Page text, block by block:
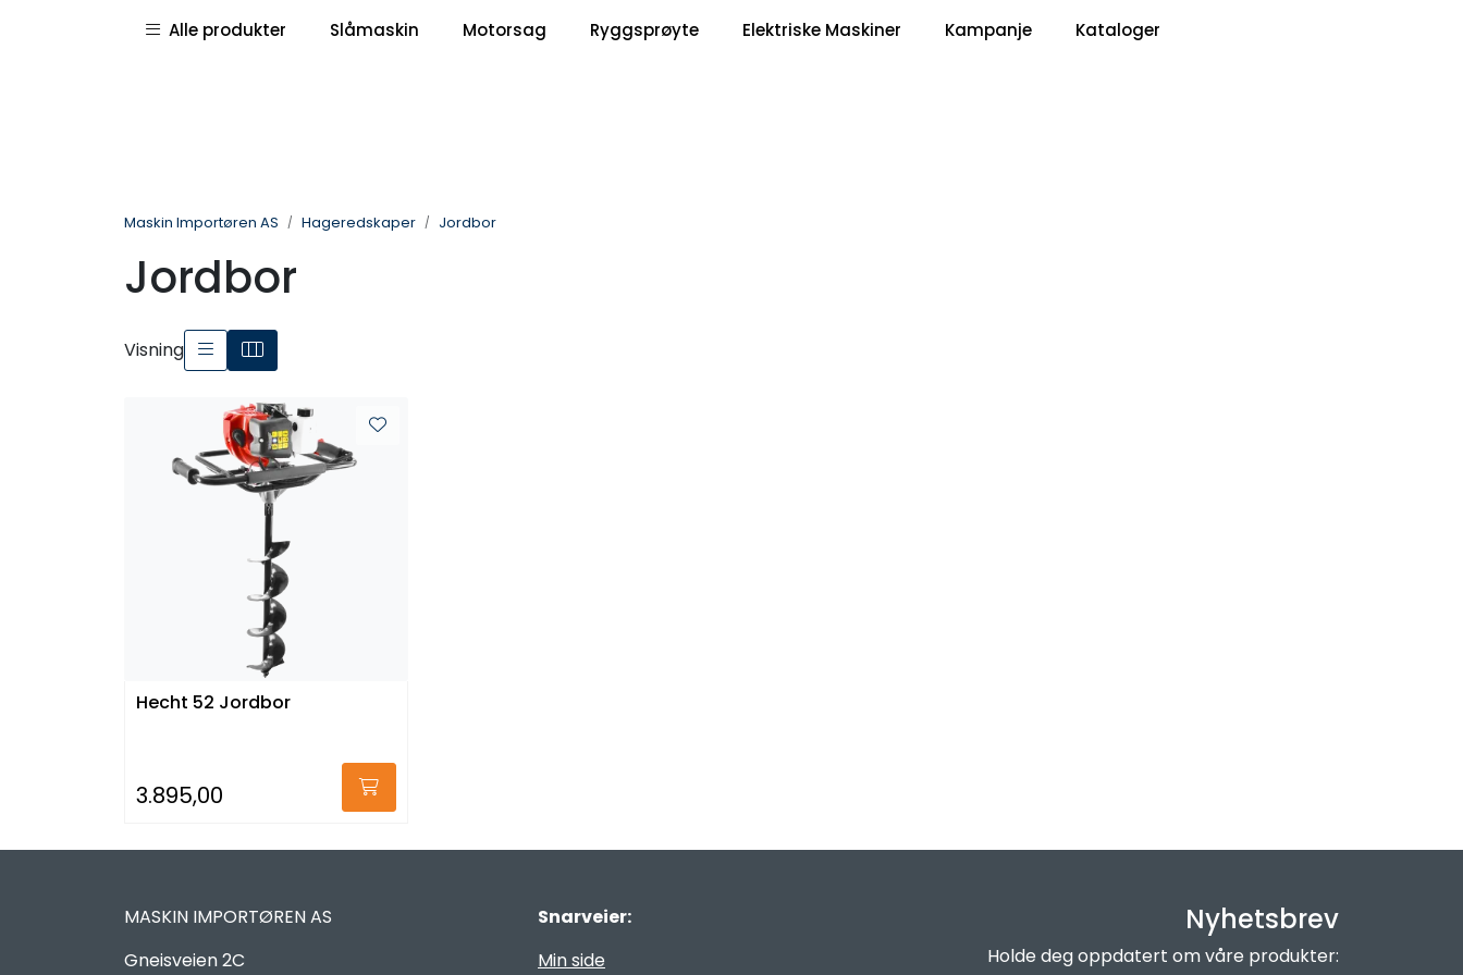
Pressemeldinger Deletegninger Om Oss Kontakt oss Pris Infosenter
Alle produkter Slåmaskin Motorsag Ryggsprøyte Elektriske Maskiner Kampanje Kataloger
Maskin Importøren AS Hageredskaper Jordbor
Jordbor
Visning
Hecht 52 Jordbor
3.895,00
MASKIN IMPORTØREN AS
Gneisveien 2C
Snarveier:
Min side
Nyhetsbrev
Holde deg oppdatert om våre produkter: